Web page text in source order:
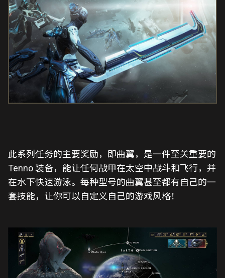
此系列任务的主要奖励，即曲翼，是一件至关重要的
Tenno 装备，能让任何战甲在太空中战斗和飞行，并
在水下快速游泳。每种型号的曲翼甚至都有自己的一
套技能，让你可以自定义自己的游戏风格！